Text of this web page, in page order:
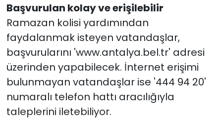
Başvurulan kolay ve erişilebilir
Ramazan kolisi yardımından
faydalanmak isteyen vatandaşlar,
başvurularını 'www.antalya.bel.tr' adresi
üzerinden yapabilecek. İnternet erişimi
bulunmayan vatandaşlar ise '444 94 20'
numaralı telefon hattı aracılığıyla
taleplerini iletebiliyor.